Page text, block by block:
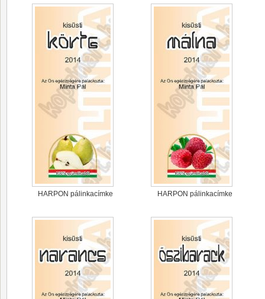
HARPON pálinkacímke HARPON pálinkacímke